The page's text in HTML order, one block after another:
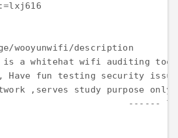
wooyunwifi/description
is a whitehat wifi auditing
, Have fun testing security
,serves study purpose only,
------